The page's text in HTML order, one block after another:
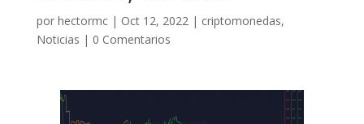
por hectormc| Oct 12, 2022| criptomonedas,
Noticias | 0 Comentarios